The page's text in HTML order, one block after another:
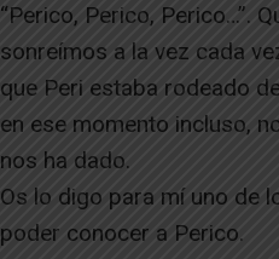
“Perico, Perico, Perico…”.
sonreímos a la vez cada
que Peri estaba rodeado
en ese momento incluso,
nos ha dado.
Os lo digo para mí uno de
poder conocer a Perico.